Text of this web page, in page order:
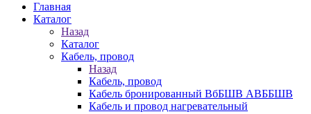
Главная
Каталог
Назад
Каталог
Кабель, провод
Назад
Кабель, провод
Кабель бронированный ВбБШВ АВББШВ
Кабель и провод нагревательный